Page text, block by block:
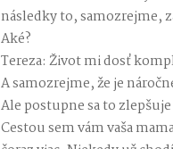
následky to, samozrejme,
Aké?
Tereza: Život mi dosť
A samozrejme, že je
Ale postupne sa to
Cestou sem vám vaša